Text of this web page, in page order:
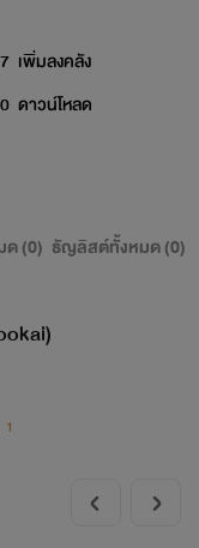
7 เพิ่มลงคลัง
0 ดาวน์โหลด
ด (0) ธัญลิสต์ทั้งหมด (0)
1